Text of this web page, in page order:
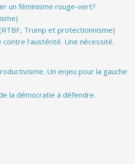
un féminisme rouge-vert?
Trump et protectionnisme)
l’austérité. Une nécessité.
Un enjeu pour la gauche
la démocratie à défendre.